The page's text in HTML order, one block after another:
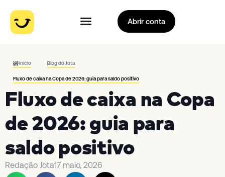
Abrir conta
Início Blog do Jota
Fluxo de caixa na Copa de 2026: guia para saldo positivo
Fluxo de caixa na Copa
de 2026: guia para
saldo positivo
Redação Jota17 maio, 2026